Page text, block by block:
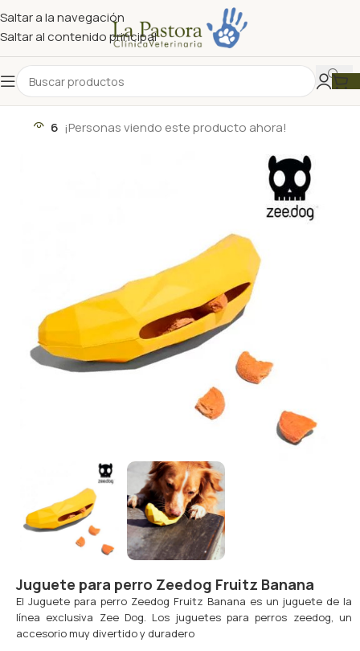
Saltar a la navegación
Saltar al contenido principal
6 ¡Personas viendo este producto ahora!
Juguete para perro Zeedog Fruitz Banana
El Juguete para perro Zeedog Fruitz Banana es un juguete de la
línea exclusiva Zee Dog. Los juguetes para perros zeedog, un
accesorio muy divertido y duradero